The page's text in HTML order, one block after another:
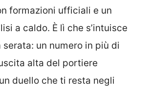
formazioni ufficiali e un
a caldo. È lì che s’intuisce
serata: un numero in più di
alta del portiere
duello che ti resta negli